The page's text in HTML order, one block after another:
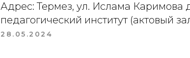
Адрес: Термез, ул. Ислама Каримова
педагогический институт (актовый
28.05.2024